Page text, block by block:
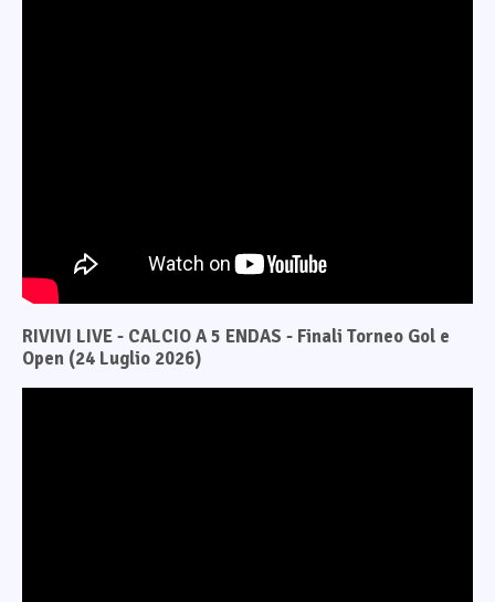
RIVIVI LIVE - CALCIO A 5 ENDAS - Finali Torneo Gol e
Open (24 Luglio 2026)